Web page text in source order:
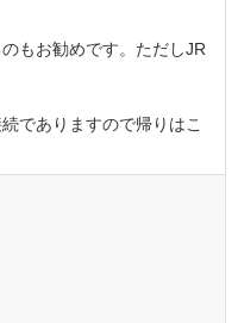
もお勧めです。ただしJR
でありますので帰りはこ